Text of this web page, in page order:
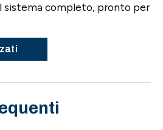
sistema completo, pronto per